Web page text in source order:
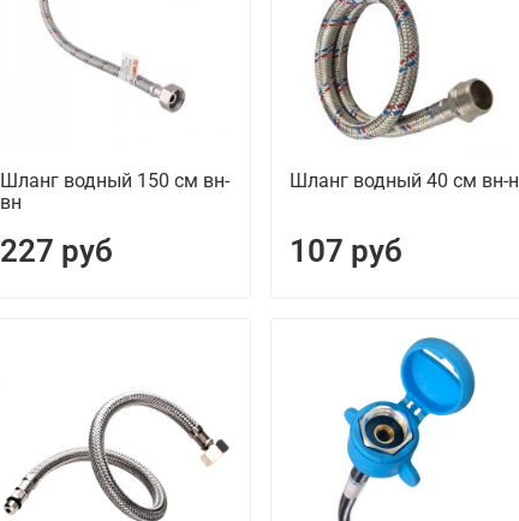
Шланг водный 150 см вн-
вн
227 руб
Шланг водный 40 см вн-н
107 руб